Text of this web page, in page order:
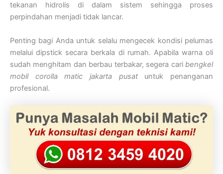
tekanan hidrolis di dalam sistem sehingga proses
perpindahan menjadi tidak lancar.
Penting bagi Anda untuk selalu mengecek kondisi pelumas
melalui dipstick secara berkala di rumah. Apabila warna oli
sudah menghitam dan berbau terbakar, segera cari bengkel
mobil corolla matic jakarta pusatuntuk penanganan
profesional.